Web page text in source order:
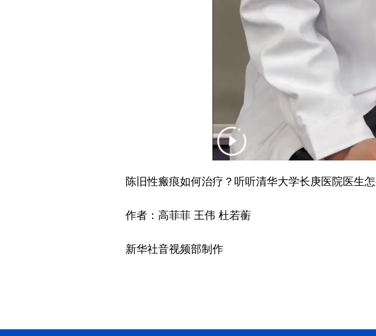
陈旧性瘢痕如何治疗？听听清华大学长庚医院医生怎
作者：高菲菲 王伟 杜若蘅
新华社音视频部制作